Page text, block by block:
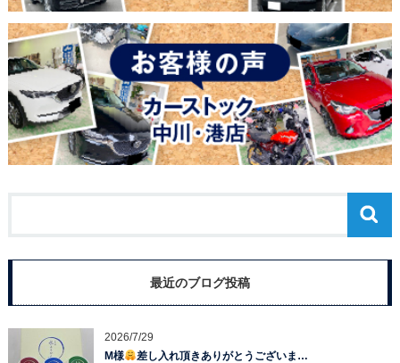
最近のブログ投稿
2026/7/29
M様
差し入れ頂きありがとうございま…